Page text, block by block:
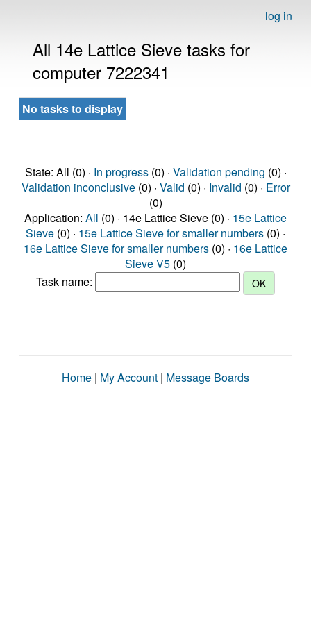
log in
All 14e Lattice Sieve tasks for
computer 7222341
No tasks to display
State: All (0) · In progress(0) · Validation pending (0) ·
Validation inconclusive(0) · Valid (0) · Invalid (0) · Error
(0)
Application: All (0) · 14e Lattice Sieve (0) · 15e Lattice
Sieve (0) · 15e Lattice Sieve for smaller numbers (0) ·
16e Lattice Sieve for smaller numbers (0) · 16e Lattice
Sieve V5 (0)
Task name:
Home | My Account | Message Boards